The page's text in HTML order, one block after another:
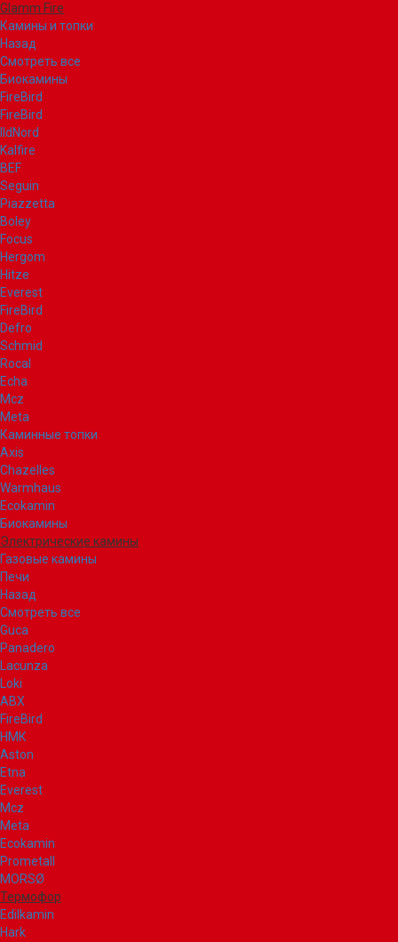
Glamm Fire
Камины и топки
Назад
Смотреть все
Биокамины
FireBird
FireBird
IldNord
Kalfire
BEF
Seguin
Piazzetta
Boley
Focus
Hergom
Hitze
Everest
FireBird
Defro
Schmid
Rocal
Echa
Mcz
Meta
Каминные топки
Axis
Chazelles
Warmhaus
Ecokamin
Биокамины
Электрические камины
Газовые камины
Печи
Назад
Смотреть все
Guca
Panadero
Lacunza
Loki
ABX
FireBird
НМК
Aston
Etna
Everest
Mcz
Meta
Ecokamin
Prometall
MORSØ
Термофор
Edilkamin
Hark